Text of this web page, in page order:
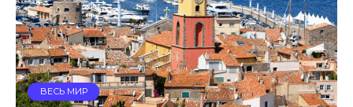
ВЕСЬ МИР